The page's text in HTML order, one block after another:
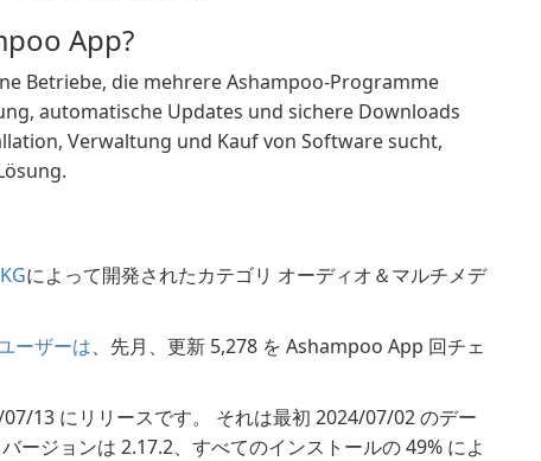
App?
Betriebe, die mehrere Ashampoo-Programme
automatische Updates und sichere Downloads
Verwaltung und Kauf von Software sucht,
によって開発されたカテゴリ オーディオ＆マルチメデ
ーザーは、先月、更新 5,278 を Ashampoo App 回チェ
13 にリリースです。 それは最初 2024/07/02 のデー
ージョンは 2.17.2、すべてのインストールの 49% によ